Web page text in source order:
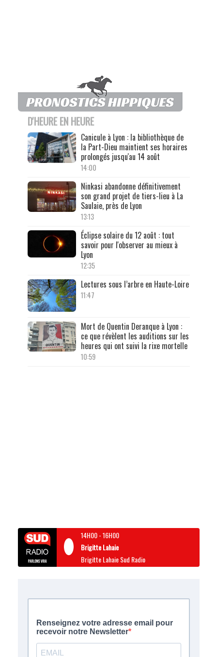
D'HEURE EN HEURE
Canicule à Lyon : la bibliothèque de
la Part-Dieu maintient ses horaires
prolongés jusqu'au 14 août
14:00
Ninkasi abandonne définitivement
son grand projet de tiers-lieu à La
Saulaie, près de Lyon
13:13
Éclipse solaire du 12 août : tout
savoir pour l'observer au mieux à
Lyon
12:35
Lectures sous l’arbre en Haute-Loire
11:47
Mort de Quentin Deranque à Lyon :
ce que révèlent les auditions sur les
heures qui ont suivi la rixe mortelle
10:59
14H00-16H00
Brigitte Lahaie
Brigitte Lahaie Sud Radio